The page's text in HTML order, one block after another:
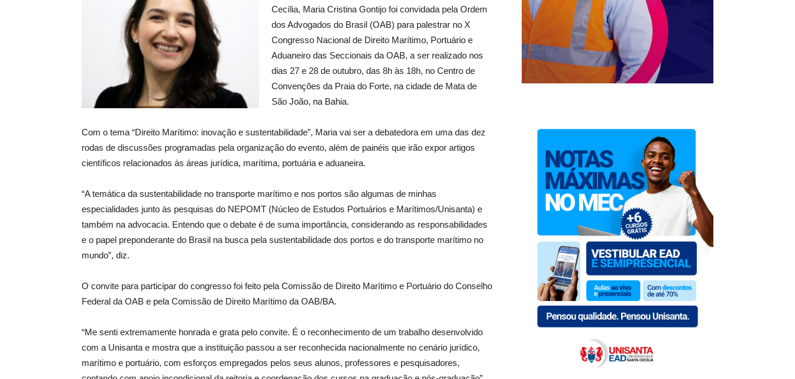
Cecília, Maria Cristina Gontijo foi convidada pela Ordem
dos Advogados do Brasil (OAB) para palestrar no X
Congresso Nacional de Direito Marítimo, Portuário e
Aduaneiro das Seccionais da OAB, a ser realizado nos
dias 27 e 28 de outubro, das 8h às 18h, no Centro de
Convenções da Praia do Forte, na cidade de Mata de
São João, na Bahia.
Com o tema “Direito Marítimo: inovação e sustentabilidade”, Maria vai ser a debatedora em uma das dez
rodas de discussões programadas pela organização do evento, além de painéis que irão expor artigos
científicos relacionados às áreas jurídica, marítima, portuária e aduaneira.
“A temática da sustentabilidade no transporte marítimo e nos portos são algumas de minhas
especialidades junto às pesquisas do NEPOMT (Núcleo de Estudos Portuários e Marítimos/Unisanta) e
também na advocacia. Entendo que o debate é de suma importância, considerando as responsabilidades
e o papel preponderante do Brasil na busca pela sustentabilidade dos portos e do transporte marítimo no
mundo”, diz.
O convite para participar do congresso foi feito pela Comissão de Direito Marítimo e Portuário do Conselho
Federal da OAB e pela Comissão de Direito Marítimo da OAB/BA.
“Me senti extremamente honrada e grata pelo convite. É o reconhecimento de um trabalho desenvolvido
com a Unisanta e mostra que a instituição passou a ser reconhecida nacionalmente no cenário jurídico,
marítimo e portuário, com esforços empregados pelos seus alunos, professores e pesquisadores,